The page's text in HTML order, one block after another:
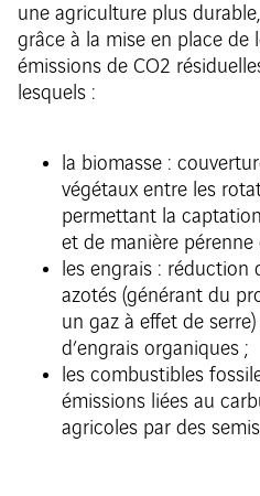
une agriculture plus
grâce à la mise en place de
émissions de CO2
lesquels :
la biomasse :
végétaux entre les
permettant la
et de manière pérenne
les engrais : réduction
azotés (générant du
un gaz à effet de
d’engrais organiques ;
les combustibles
émissions liées au
agricoles par des